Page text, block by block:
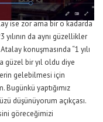
ise zor ama bir o kadarda
yılının da aynı güzellikler
konuşmasında “1 yılı
güzel bir yıl oldu diye
gelebilmesi için
Bugünkü yaptığımız
düşünüyorum açıkçası.
göreceğimizi